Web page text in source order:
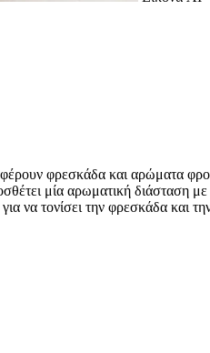
φρεσκάδα και αρώματα
μία αρωματική διάσταση
να τονίσει την φρεσκάδα και